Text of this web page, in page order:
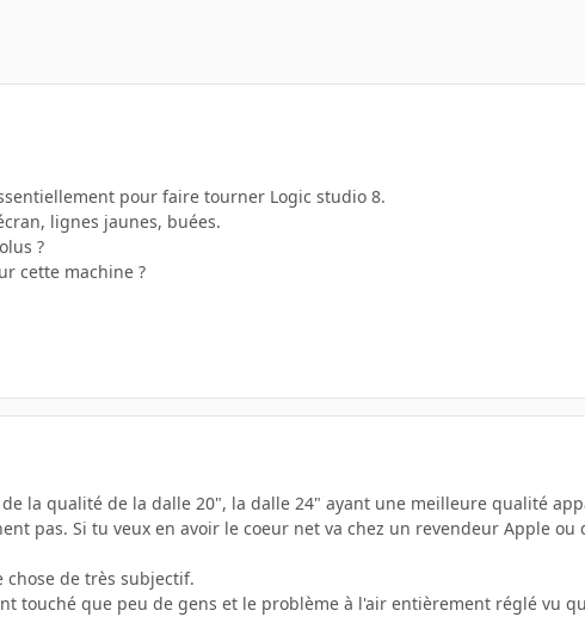
pour faire tourner Logic studio 8.
lignes jaunes, buées.
?
cette machine ?
la qualité de la dalle 20", la dalle 24" ayant une meilleure qualité
pas. Si tu veux en avoir le coeur net va chez un revendeur Apple ou
de très subjectif.
touché que peu de gens et le problème à l'air entièrement réglé vu